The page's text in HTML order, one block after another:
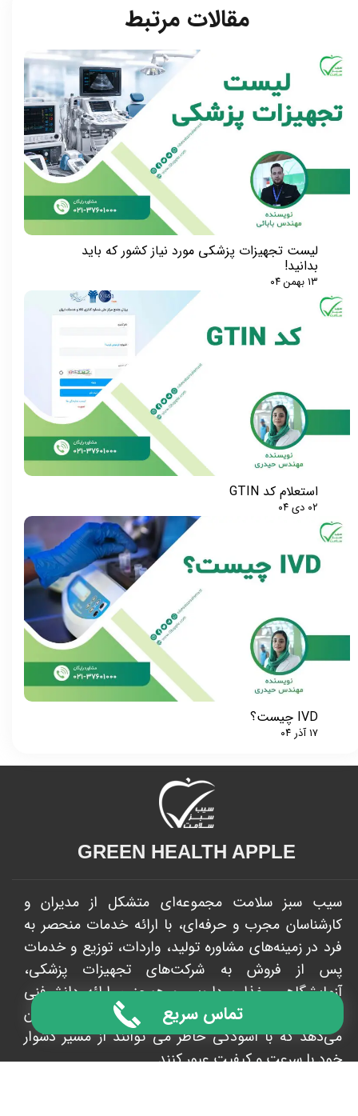
★★
تماس سریع
لیست تجهیزات پزشکی مورد نیاز کشور که باید
بدانید!
۱۳ بهمن ۰۴
استعلام کد GTIN
۰۲ دی ۰۴
IVD چیست؟
۱۷ آذر ۰۴
مقالات مرتبط​​​​​​​
GREEN HEALTH APPLE​​​​​​​
سیب سبز سلامت مجموعه‌ای متشکل از مدیران و
کارشناسان مجرب و حرفه‌ای، با ارائه خدمات منحصر به
فرد در زمینه‌های مشاوره تولید، واردات، توزیع و خدمات
پس از فروش به شرکت‌های تجهیزات پزشکی،
آزمایشگاهی، غذا و دارویی و همچنین ارائه دانش‌فنی
محصول و راه‌اندازی خط تولید، به مشتریان اطمینان
می‌دهد که با آسودگی خاطر می توانند از مسیر دشوار
خود با سرعت و کیفیت عبور کنند. ​​​​​​​